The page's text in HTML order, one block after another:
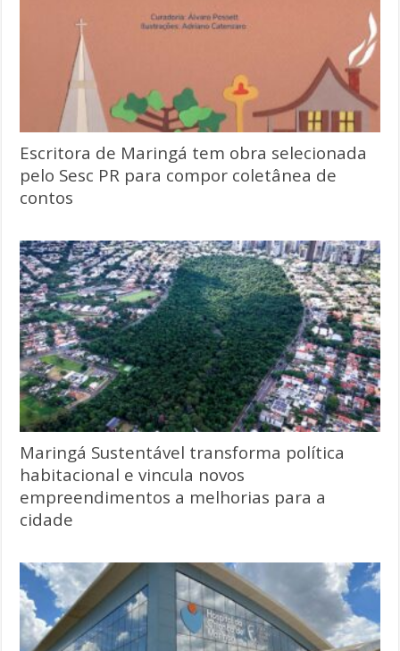
Escritora de Maringá tem obra selecionada
pelo Sesc PR para compor coletânea de
contos
Maringá Sustentável transforma política
habitacional e vincula novos
empreendimentos a melhorias para a
cidade